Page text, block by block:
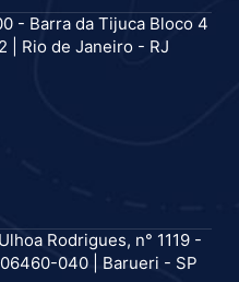
- Barra da Tijuca Bloco 4
| Rio de Janeiro - RJ
Rodrigues, n° 1119 -
040 | Barueri - SP